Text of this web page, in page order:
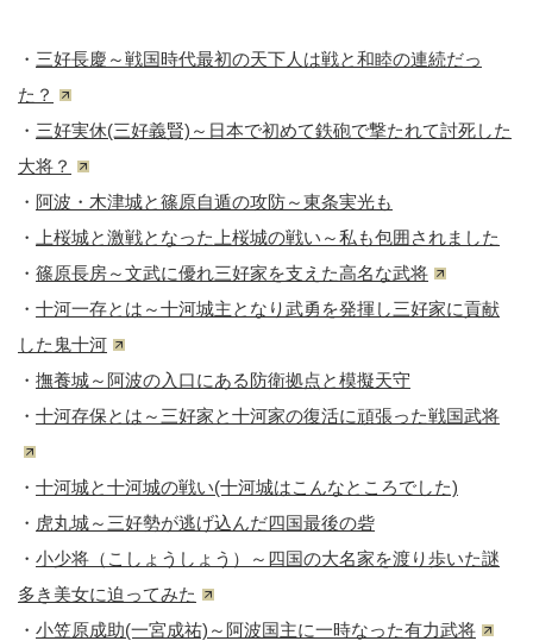
・ 三好長慶～戦国時代最初の天下人は戦と和睦の連続だっ
た？
・ 三好実休(三好義賢)～日本で初めて鉄砲で撃たれて討死した
大将？
・ 阿波・木津城と篠原自遁の攻防～東条実光も
・
上桜城と激戦となった上桜城の戦い～私も包囲されました
・ 篠原長房～文武に優れ三好家を支えた高名な武将
・ 十河一存とは～十河城主となり武勇を発揮し三好家に貢献
した鬼十河
・ 撫養城～阿波の入口にある防衛拠点と模擬天守
・ 十河存保とは～三好家と十河家の復活に頑張った戦国武将
・ 十河城と十河城の戦い(十河城はこんなところでした)
・ 虎丸城～三好勢が逃げ込んだ四国最後の砦
・ 小少将（こしょうしょう）～四国の大名家を渡り歩いた謎
多き美女に迫ってみた
・ 小笠原成助(一宮成祐)～阿波国主に一時なった有力武将